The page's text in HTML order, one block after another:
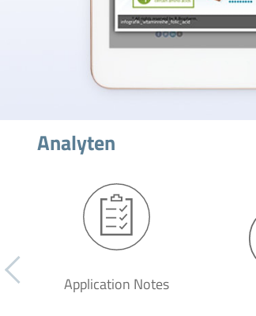
Analyten
Application Notes